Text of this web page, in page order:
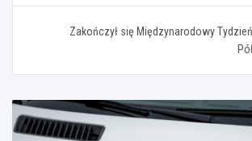
Zakończył się Międzynarodowy